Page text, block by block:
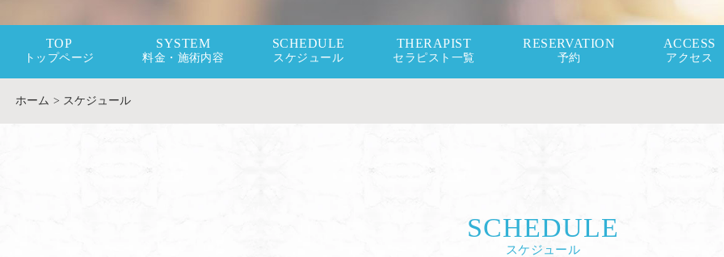
TOP
トップページ
SYSTEM
料金・施術内容
SCHEDULE
スケジュール
THERAPIST
セラピスト一覧
RESERVATION
予約
ACCESS
アクセス
ホーム > スケジュール
SCHEDULE
スケジュール